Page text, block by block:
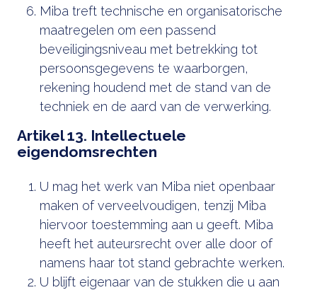
Miba treft technische en organisatorische
maatregelen om een passend
beveiligingsniveau met betrekking tot
persoonsgegevens te waarborgen,
rekening houdend met de stand van de
techniek en de aard van de verwerking.
Artikel 13. Intellectuele
eigendomsrechten
U mag het werk van Miba niet openbaar
maken of verveelvoudigen, tenzij Miba
hiervoor toestemming aan u geeft. Miba
heeft het auteursrecht over alle door of
namens haar tot stand gebrachte werken.
U blijft eigenaar van de stukken die u aan